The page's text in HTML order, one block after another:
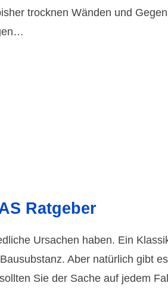
trocknen Wänden und
Ratgeber
Ursachen haben. Ein
Aber natürlich gibt
Sie der Sache auf jedem